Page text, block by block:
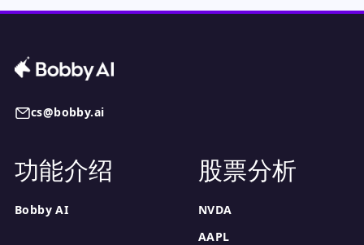
cs@bobby.ai
功能介绍
Bobby AI
股票分析
NVDA
AAPL